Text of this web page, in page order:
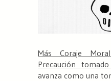
Más Coraje
Precaución
avanza como una